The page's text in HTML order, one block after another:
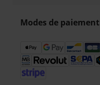
Modes de paiement